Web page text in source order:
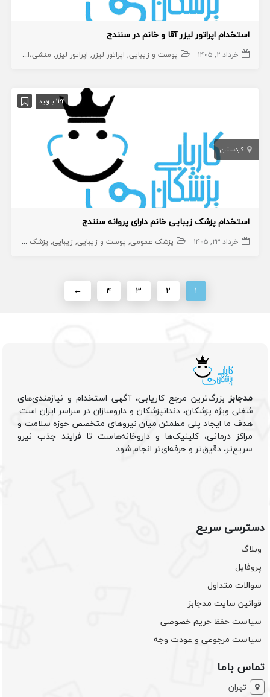
استخدام اپراتور لیزر آقا و خانم در سنندج
خرداد ۲, ۱۴۰۵ پوست و زیبایی اپراتور لیزر اپراتور لیزر منشی،اپراتور،دستیار
1191 بازدید
کردستان
استخدام پزشک زیبایی خانم دارای پروانه سنندج
خرداد ۲۳, ۱۴۰۵ پزشک عمومی پوست و زیبایی زیبایی پزشک عمومی پوست
۱ ۲ ۳ ۴ ←
مدجابزبزرگ‌ترین مرجع کاریابی، آگهی استخدام و نیازمندی‌های
شغلی ویژه پزشکان، دندانپزشکان و داروسازان در سراسر ایران است.
هدف ما ایجاد پلی مطمئن میان نیروهای متخصص حوزه سلامت و
مراکز درمانی، کلینیک‌ها و داروخانه‌هاست تا فرایند جذب نیرو
سریع‌تر، دقیق‌تر و حرفه‌ای‌تر انجام شود.
دسترسی سریع
وبلاگ
پروفایل
سوالات متداول
قوانین سایت مدجابز
سیاست حفظ حریم خصوصی
سیاست مرجوعی و عودت وجه
تماس باما
تهران